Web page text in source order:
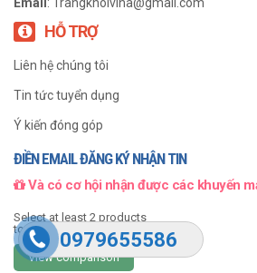
0979655586
Khớp Cao Su L-110
HỖ TRỢ
Liên hệ chúng tôi
Tin tức tuyển dụng
Ý kiến đóng góp
ĐIỀN EMAIL ĐĂNG KÝ NHẬN TIN
Và có cơ hội nhận được các khuyến
Select at least 2 products
to compare
View comparison